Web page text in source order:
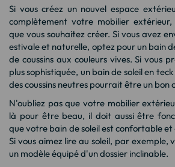
Si vous créez un nouvel espace
complètement votre mobilier
que vous souhaitez créer. Si vous avez
estivale et naturelle, optez pour un bain
de coussins aux couleurs vives. Si vous
plus sophistiquée, un bain de soleil en
des coussins neutres pourrait être un bon
N'oubliez pas que votre mobilier
là pour être beau, il doit aussi être
que votre bain de soleil est confortable et
Si vous aimez lire au soleil, par exemple,
un modèle équipé d'un dossier inclinable.